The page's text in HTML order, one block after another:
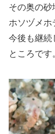
その奥の砂
ホソヅメホ
今後も継続
ところです